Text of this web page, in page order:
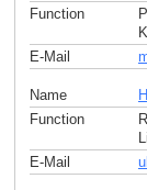
Function
E-Mail
Name
Function
E-Mail